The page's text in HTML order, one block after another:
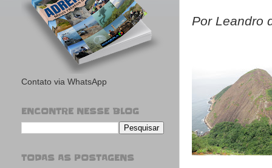
Por Leandro
Contato via WhatsApp
ENCONTRE NESSE BLOG
TODAS AS POSTAGENS